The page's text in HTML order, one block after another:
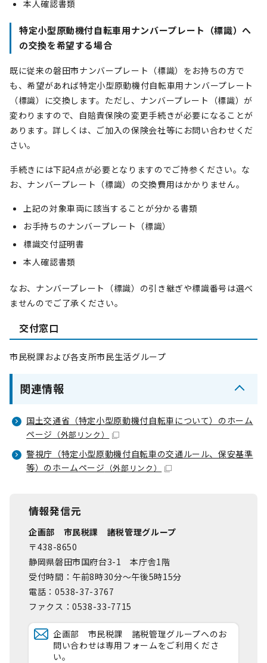
本人確認書類
特定小型原動機付自転車用ナンバープレート（標識）へ
の交換を希望する場合
既に従来の磐田市ナンバープレート（標識）をお持ちの方で
も、希望があれば特定小型原動機付自転車用ナンバープレート
（標識）に交換します。ただし、ナンバープレート（標識）が
変わりますので、自賠責保険の変更手続きが必要になることが
あります。詳しくは、ご加入の保険会社等にお問い合わせくだ
さい。
手続きには下記4点が必要となりますのでご持参ください。な
お、ナンバープレート（標識）の交換費用はかかりません。
上記の対象車両に該当することが分かる書類
お手持ちのナンバープレート（標識）
標識交付証明書
本人確認書類
なお、ナンバープレート（標識）の引き継ぎや標識番号は選べ
ませんのでご了承ください。
交付窓口
市民税課および各支所市民生活グループ
関連情報
国土交通省（特定小型原動機付自転車について）のホーム
ページ （外部リンク）
警視庁（特定小型原動機付自転車の交通ルール、保安基準
等）のホームページ （外部リンク）
情報発信元
企画部 市民税課 諸税管理グループ
〒438-8650
静岡県磐田市国府台3-1 本庁舎1階
受付時間：午前8時30分～午後5時15分
電話：0538-37-3767
ファクス：0538-33-7715
企画部 市民税課 諸税管理グループへのお
問い合わせは専用フォームをご利用くださ
い。